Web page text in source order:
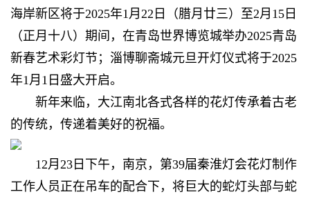
海岸新区将于2025年1月22日（腊月廿三）至2月15日
（正月十八）期间，在青岛世界博览城举办2025青岛
新春艺术彩灯节；淄博聊斋城元旦开灯仪式将于2025
年1月1日盛大开启。
新年来临，大江南北各式各样的花灯传承着古老
的传统，传递着美好的祝福。
12月23日下午，南京，第39届秦淮灯会花灯制作
工作人员正在吊车的配合下，将巨大的蛇灯头部与蛇